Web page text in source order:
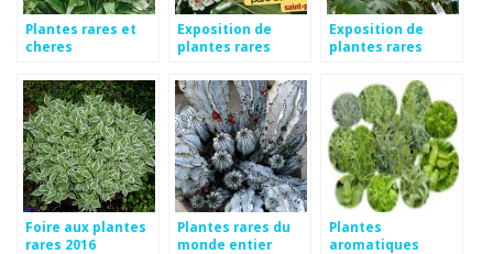
Plantes rares et
cheres
Exposition de
plantes rares
Exposition de
plantes rares
Foire aux plantes
rares 2016
Plantes rares du
monde entier
Plantes
aromatiques